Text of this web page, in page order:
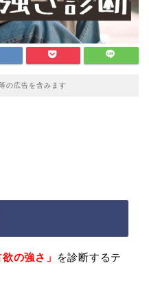
の広告を含みます
の強さ」
を診断するテ